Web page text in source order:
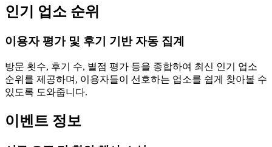
인기 업소 순위
이용자 평가 및 후기 기반 자동 집계
방문 횟수, 후기 수, 별점 평가 등을 종합하여 최신 인기 업소
순위를 제공하며, 이용자들이 선호하는 업소를 쉽게 찾아볼 수
있도록 도와줍니다.
이벤트 정보